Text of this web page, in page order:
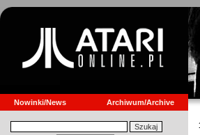
Nowinki/News Archiwum/Archive